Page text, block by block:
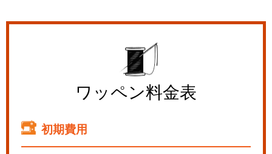
ワッペン料金表
初期費用